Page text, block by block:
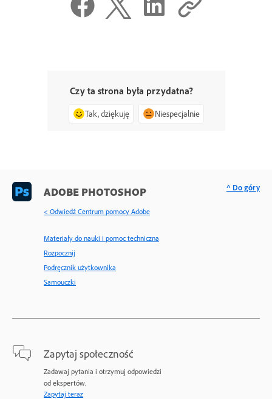
Czy ta strona była przydatna?
Tak, dziękuję Niespecjalnie
ADOBE PHOTOSHOP
< Odwiedź Centrum pomocy Adobe
Materiały do nauki i pomoc techniczna
Rozpocznij
Podręcznik użytkownika
Samouczki
Zapytaj społeczność
Zadawaj pytania i otrzymuj odpowiedzi
od ekspertów.
Zapytaj teraz
^ Do góry